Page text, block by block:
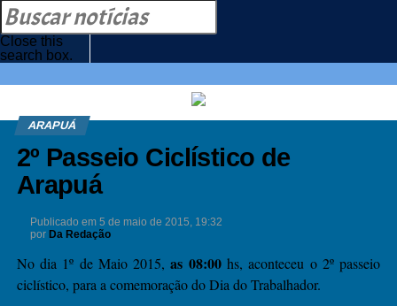
Close this
search box.
ARAPUÁ
2º Passeio Ciclístico de
Arapuá
Publicado em 5 de maio de 2015, 19:32
por Da Redação
No dia 1º de Maio 2015,as 08:00hs, aconteceu o 2º passeio
ciclístico, para a comemoração do Dia do Trabalhador.